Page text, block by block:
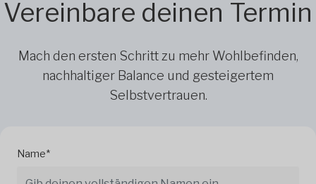
Vereinbare deinen Termin
Mach den ersten Schritt zu mehr Wohlbefinden,
nachhaltiger Balance und gesteigertem
Selbstvertrauen.
Name*